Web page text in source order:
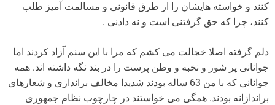
کنند و خواسته هایشان را از طرق قانونی و مسالمت آمیز طلب
کنند، چرا که حق گرفتنی است و نه دادنی .
دلم گرفته اصلا خجالت می کشم که مرا با این سنم آزاد کردند اما
جوانانی پر شور و نخبه و وطن پرست را در بند نگه داشته اند. همه
جوانانی که با من 63 ساله بودند شدیدا مخالف براندازی و شعارهای
براندازانه بودند. همگی می خواستند در چارچوب نظام جمهوری